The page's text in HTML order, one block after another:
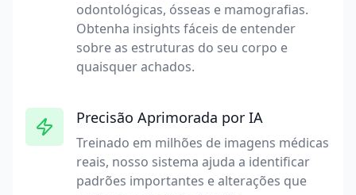
odontológicas, ósseas e mamografias.
Obtenha insights fáceis de entender
sobre as estruturas do seu corpo e
quaisquer achados.
Precisão Aprimorada por IA
Treinado em milhões de imagens médicas
reais, nosso sistema ajuda a identificar
padrões importantes e alterações que